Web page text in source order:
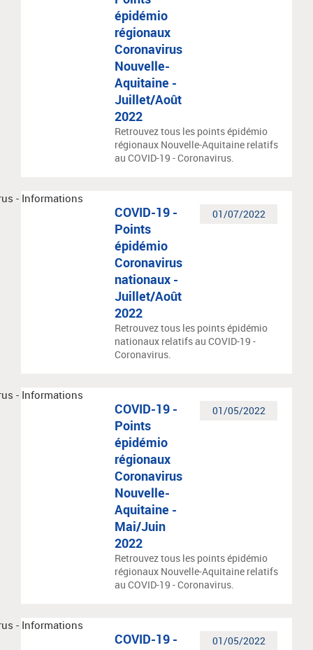
épidémio
régionaux
Coronavirus
Nouvelle-
Aquitaine -
Juillet/Août
2022
Retrouvez tous les points épidémio
régionaux Nouvelle-Aquitaine relatifs
au COVID-19 - Coronavirus.
01/07/2022
COVID-19 -
Points
épidémio
Coronavirus
nationaux -
Juillet/Août
2022
Retrouvez tous les points épidémio
nationaux relatifs au COVID-19 -
Coronavirus.
01/05/2022
COVID-19 -
Points
épidémio
régionaux
Coronavirus
Nouvelle-
Aquitaine -
Mai/Juin
2022
Retrouvez tous les points épidémio
régionaux Nouvelle-Aquitaine relatifs
au COVID-19 - Coronavirus.
01/05/2022
COVID-19 -